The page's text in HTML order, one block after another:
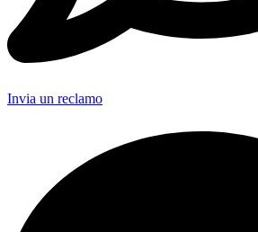
Invia un reclamo